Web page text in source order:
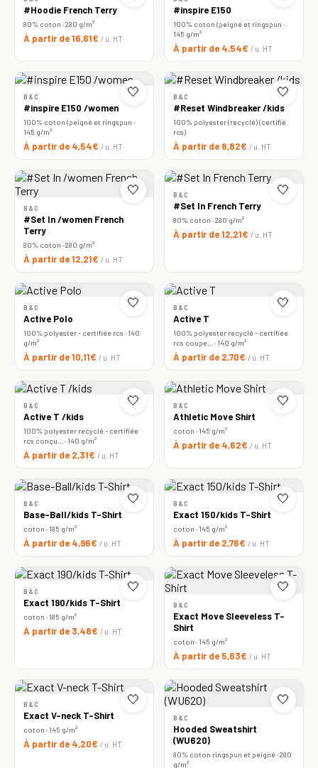
#Hoodie French Terry
80% coton · 280 g/m²
À partir de 16,61€ / u. HT
#inspire E150
100% coton (peigné et ringspun ·
145 g/m²
À partir de 4,54€ / u. HT
🤍
B&C
#inspire E150 /women
100% coton (peigné et ringspun ·
145 g/m²
À partir de 4,54€ / u. HT
🤍
B&C
#Reset Windbreaker /kids
100% polyester (recyclé) (certifié
rcs)
À partir de 8,82€ / u. HT
🤍
B&C
#Set In /women French
Terry
80% coton · 280 g/m²
À partir de 12,21€ / u. HT
🤍
B&C
#Set In French Terry
80% coton · 280 g/m²
À partir de 12,21€ / u. HT
🤍
B&C
Active Polo
100% polyester - certifiée rcs · 140
g/m²
À partir de 10,11€ / u. HT
🤍
B&C
Active T
100% polyester recyclé - certifiée
rcs coupe… · 140 g/m²
À partir de 2,70€ / u. HT
🤍
B&C
Active T /kids
100% polyester recyclé - certifiée
rcs conçu… · 140 g/m²
À partir de 2,31€ / u. HT
🤍
B&C
Athletic Move Shirt
coton · 145 g/m²
À partir de 4,62€ / u. HT
🤍
B&C
Base-Ball/kids T-Shirt
coton · 185 g/m²
À partir de 4,96€ / u. HT
🤍
B&C
Exact 150/kids T-Shirt
coton · 145 g/m²
À partir de 2,76€ / u. HT
🤍
B&C
Exact 190/kids T-Shirt
coton · 185 g/m²
À partir de 3,48€ / u. HT
🤍
B&C
Exact Move Sleeveless T-
Shirt
coton · 145 g/m²
À partir de 5,63€ / u. HT
🤍
B&C
Exact V-neck T-Shirt
coton · 145 g/m²
À partir de 4,20€ / u. HT
🤍
B&C
Hooded Sweatshirt
(WU620)
80% coton ringspun et peigné · 280
g/m²